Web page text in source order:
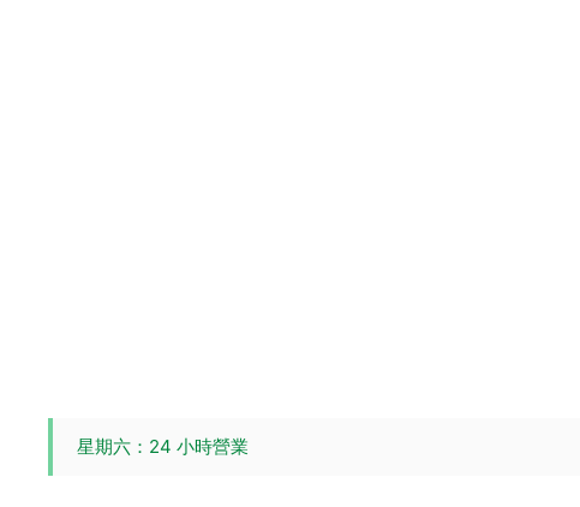
星期六：24 小時營業